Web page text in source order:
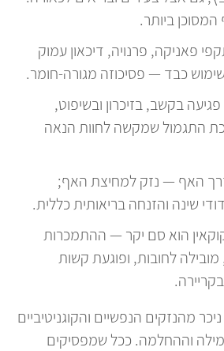
המסוכן ביותר.
פאניקה, פרנויה, דיכאון עמוק
כבד — פסיכוזה מגורה-חומר.
פגיעה בקשב, בזיכרון ובשיפוט,
התגמול שמקשה לחוות הנאה
האף — נזק למחיצת האף;
שינה והזנחה בריאותית כללית.
הוא סם יקר — ההתמכרות
לחובות, ופוגעת קשות
מהנזקים הנפשיים והקוגניטיביים
וההחלמה. ככל שמפסיקים